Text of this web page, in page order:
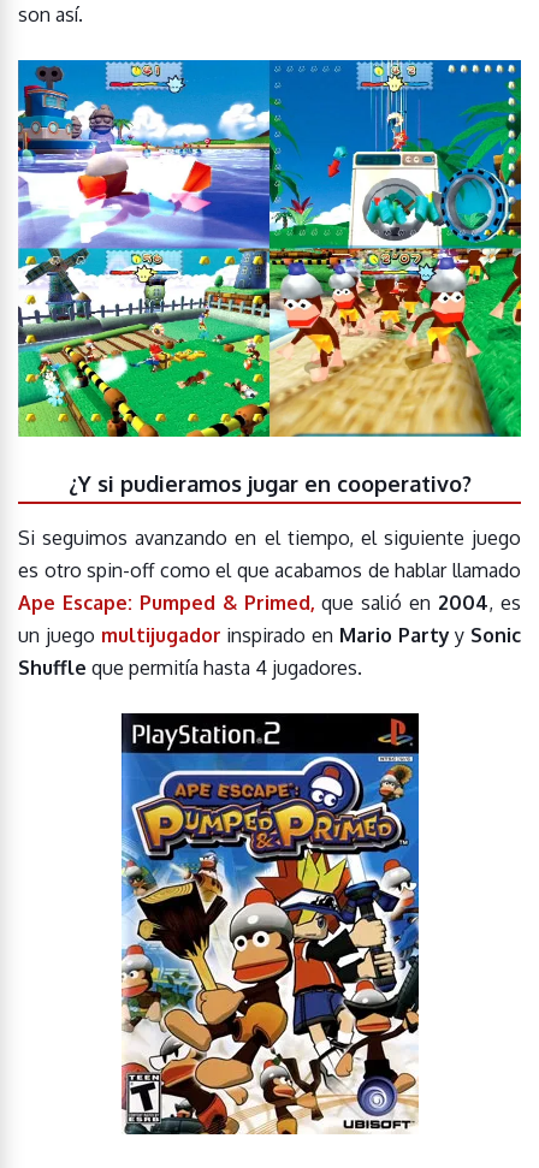
son así.
¿Y si pudieramos jugar en cooperativo?
Si seguimos avanzando en el tiempo, el siguiente juego
es otro spin-off como el que acabamos de hablar llamado
Ape Escape: Pumped & Primed, que salió en 2004, es
un juego multijugador inspirado en Mario Partyy Sonic
Shuffle que permitía hasta 4 jugadores.